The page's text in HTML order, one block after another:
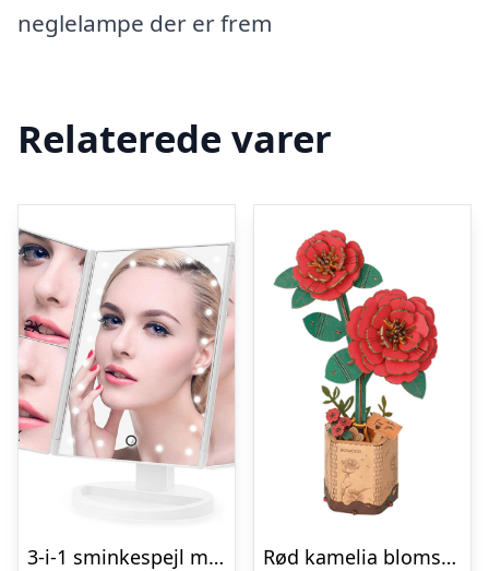
neglelampe der er frem
Relaterede varer
3-i-1 sminkespejl med forstørrelseszoner og lys
Rød kamelia blomst 3D-puslespil fra Rowoodâ¢ (TW031)